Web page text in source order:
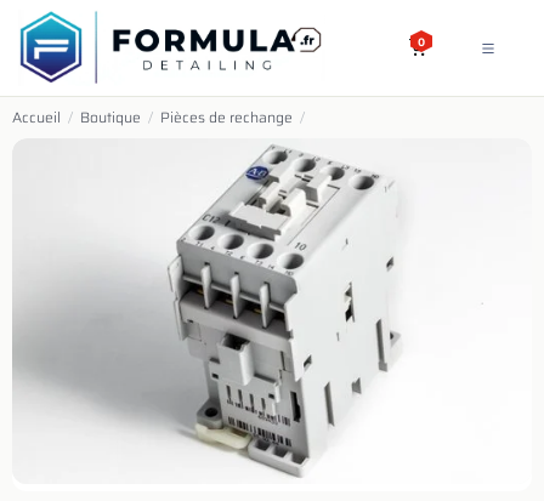
SE RENDRE AU CONTENU
0
Accueil / Boutique / Pièces de rechange /